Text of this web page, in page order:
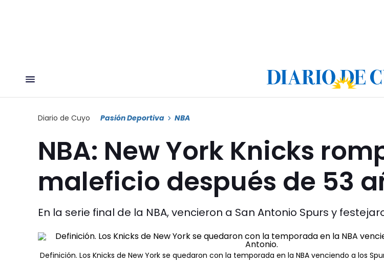
Diario de Cuyo Pasión Deportiva NBA
NBA: New York Knicks
maleficio después de 53
En la serie final de la NBA, vencieron a San Antonio Spurs y
Definición. Los Knicks de New York se quedaron con la temporada en la NBA venciendo a los